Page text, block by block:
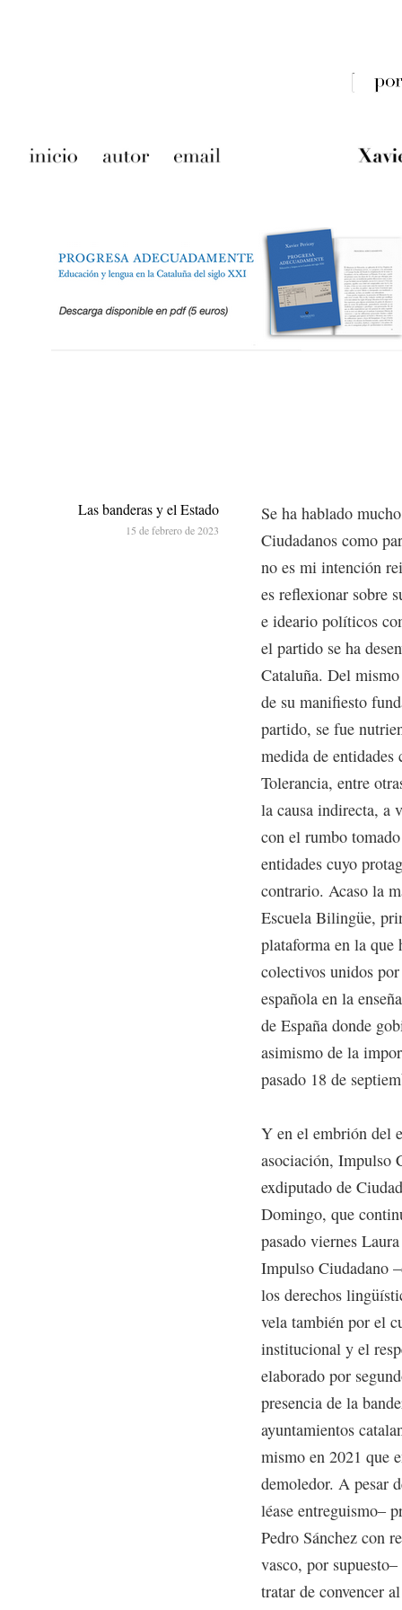
Se ha hablado
Ciudadanos como
no es mi intención
es reflexionar sobre
e ideario políticos
el partido se ha
Cataluña. Del
de su manifiesto
partido, se fue
medida de
Tolerancia, entre
la causa indirecta, a
con el rumbo
entidades cuyo
contrario. Acaso la
Escuela Bilingüe,
plataforma en la que
colectivos unidos
española en la
de España donde
asimismo de la
pasado 18 de
Y en el embrión del
asociación, Impulso
exdiputado de
Domingo, que
pasado viernes
Impulso Ciudadano
los derechos
vela también por el
institucional y el
elaborado por
presencia de la
ayuntamientos
mismo en 2021 que
demoledor. A pesar
léase entreguismo–
Pedro Sánchez con
vasco, por
tratar de convencer
Las banderas y el Estado
15 de febrero de 2023